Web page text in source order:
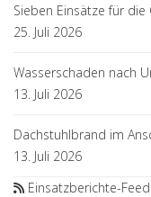
Sieben Einsätze für
25. Juli 2026
Wasserschaden nach
13. Juli 2026
Dachstuhlbrand im
13. Juli 2026
Einsatzberichte-Feed